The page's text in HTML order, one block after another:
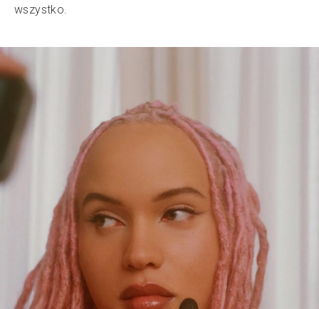
wszystko.